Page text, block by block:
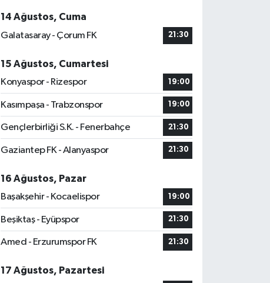
14 Ağustos, Cuma
Galatasaray - Çorum FK
21:30
15 Ağustos, Cumartesi
Konyaspor - Rizespor
19:00
Kasımpaşa - Trabzonspor 19:00
Gençlerbirliği S.K. - Fenerbahçe 21:30
Gaziantep FK - Alanyaspor 21:30
16 Ağustos, Pazar
Başakşehir - Kocaelispor
19:00
Beşiktaş - Eyüpspor 21:30
Amed - Erzurumspor FK 21:30
17 Ağustos, Pazartesi